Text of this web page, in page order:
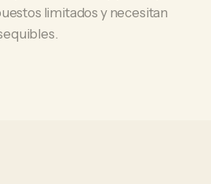
limitados y necesitan